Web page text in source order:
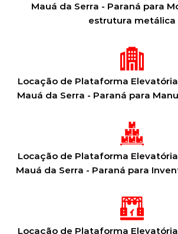
Mauá da Serra - Paraná para
estrutura metálica
Locação de Plataforma
Mauá da Serra - Paraná para
Locação de Plataforma
Mauá da Serra - Paraná para
Locação de Plataforma